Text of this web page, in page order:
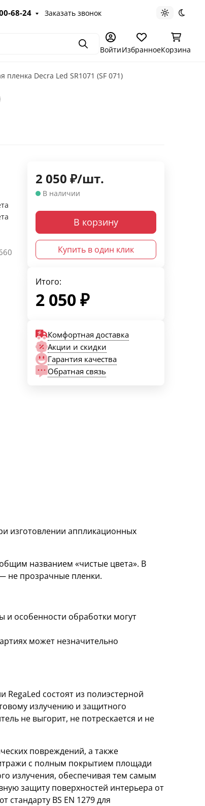
68-24 Заказать звонок Светлая
ПоискВойтиИзбранноеКорзина
пленка Decra Led SR1071 (SF 071)
2 050 ₽/шт.
В наличии
В корзину
Купить в один клик
Итого:
2 050₽
Комфортная доставка
Акции и скидки
Гарантия качества
Обратная связь
изготовлении аппликационных
названием «чистые цвета». В
не прозрачные пленки.
и особенности обработки могут
может незначительно
состоят из полиэстерной
излучению и защитного
не выгорит, не потрескается и не
повреждений, а также
с полным покрытием площади
излучения, обеспечивая тем самым
защиту поверхностей интерьера от
стандарту BS EN 1279 для